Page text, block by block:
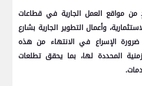
مواقع العمل الجارية في قطاعات
وأعمال التطوير الجارية بشارع
الإسراع في الانتهاء من هذه
المحددة لها، بما يحقق تطلعات